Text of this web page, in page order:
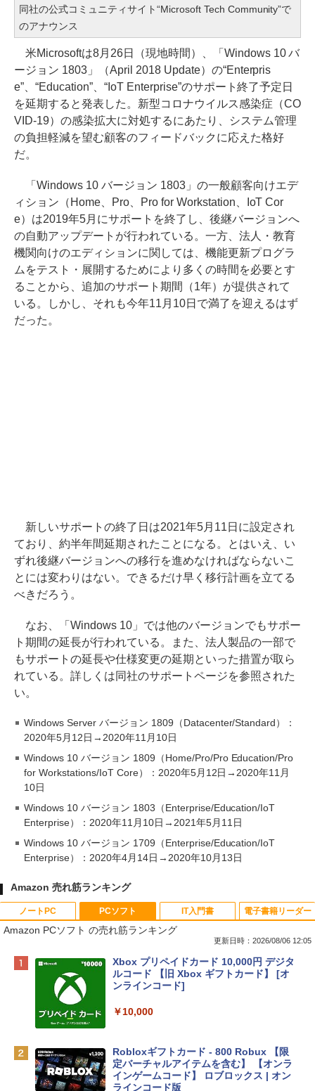
同社の公式コミュニティサイト“Microsoft Tech Community”で
のアナウンス
米Microsoftは8月26日（現地時間）、「Windows 10 バ
ージョン 1803」（April 2018 Update）の“Enterpris
e”、“Education”、“IoT Enterprise”のサポート終了予定日
を延期すると発表した。新型コロナウイルス感染症（CO
VID-19）の感染拡大に対処するにあたり、システム管理
の負担軽減を望む顧客のフィードバックに応えた格好
だ。
「Windows 10 バージョン 1803」の一般顧客向けエデ
ィション（Home、Pro、Pro for Workstation、IoT Cor
e）は2019年5月にサポートを終了し、後継バージョンへ
の自動アップデートが行われている。一方、法人・教育
機関向けのエディションに関しては、機能更新プログラ
ムをテスト・展開するためにより多くの時間を必要とす
ることから、追加のサポート期間（1年）が提供されて
いる。しかし、それも今年11月10日で満了を迎えるはず
だった。
新しいサポートの終了日は2021年5月11日に設定され
ており、約半年間延期されたことになる。とはいえ、い
ずれ後継バージョンへの移行を進めなければならないこ
とには変わりはない。できるだけ早く移行計画を立てる
べきだろう。
なお、「Windows 10」では他のバージョンでもサポー
ト期間の延長が行われている。また、法人製品の一部で
もサポートの延長や仕様変更の延期といった措置が取ら
れている。詳しくは同社のサポートページを参照された
い。
Windows Server バージョン 1809（Datacenter/Standard）：
2020年5月12日→2020年11月10日
Windows 10 バージョン 1809（Home/Pro/Pro Education/Pro
for Workstations/IoT Core）：2020年5月12日→2020年11月
10日
Windows 10 バージョン 1803（Enterprise/Education/IoT
Enterprise）：2020年11月10日→2021年5月11日
Windows 10 バージョン 1709（Enterprise/Education/IoT
Enterprise）：2020年4月14日→2020年10月13日
Amazon 売れ筋ランキング
ノートPC
Apple 2026 MacBook Neo A18 Proチッ
プ搭載13インチノートブック：AIとAppl
e Intelligenceのために設計、Liquid Ret
リ、512GB SSDストレージ、1080p Fac
￥137,800
PCソフト
Amazon PCソフト の売れ筋ランキング
更新日時：2026/08/06 12:05
Xbox プリペイドカード 10,000円 デジタ
ルコード 【旧 Xbox ギフトカード】 [オ
ンラインコード]
￥10,000
Robloxギフトカード - 800 Robux 【限
定バーチャルアイテムを含む】 【オンラ
インゲームコード】 ロブロックス | オン
ラインコード版
IT入門書 電子書籍リーダー